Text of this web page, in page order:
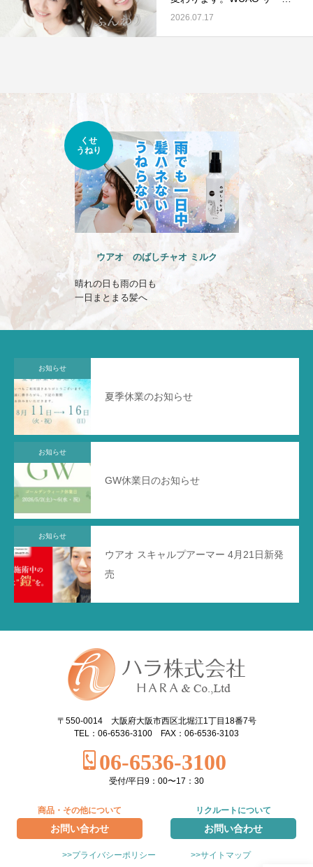
リューム オールインワンシ
2026.07.17
くせ
うねり
ウアオ のばしチャオ ミルク
晴れの日も雨の日も
一日まとまる髪へ
お知らせ
夏季休業のお知らせ
お知らせ
GW休業日のお知らせ
お知らせ
ウアオ スキャルプアーマー 4月21日新発
売
〒550-0014 大阪府大阪市西区北堀江1丁目18番7号
TEL：06-6536-3100 FAX：06-6536-3103
06-6536-3100
受付/平日9：00〜17：30
商品・その他について
お問い合わせ
リクルートについて
お問い合わせ
>>プライバシーポリシー >>サイトマップ